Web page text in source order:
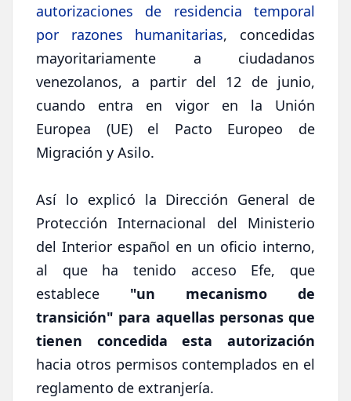
autorizaciones de residencia temporal
por razones humanitarias, concedidas
mayoritariamente a ciudadanos
venezolanos, a partir del 12 de junio,
cuando entra en vigor en la Unión
Europea (UE) el Pacto Europeo de
Migración y Asilo.
Así lo explicó la Dirección General de
Protección Internacional del Ministerio
del Interior español en un oficio interno,
al que ha tenido acceso Efe, que
establece
"un mecanismo de
transición" para aquellas personas que
tienen concedida esta autorización
hacia otros permisos contemplados en el
reglamento de extranjería.